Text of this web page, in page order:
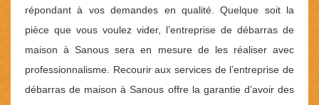
répondant à vos demandes en qualité. Quelque soit la
pièce que vous voulez vider, l’entreprise de débarras de
maison à Sanous sera en mesure de les réaliser avec
professionnalisme. Recourir aux services de l’entreprise de
débarras de maison à Sanous offre la garantie d’avoir des